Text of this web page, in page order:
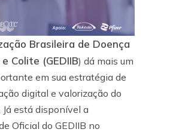
Brasileira de Doença
Colite (GEDIIB) dá mais um
em sua estratégia de
digital e valorização do
Já está disponível a
Oficial do GEDIIB no